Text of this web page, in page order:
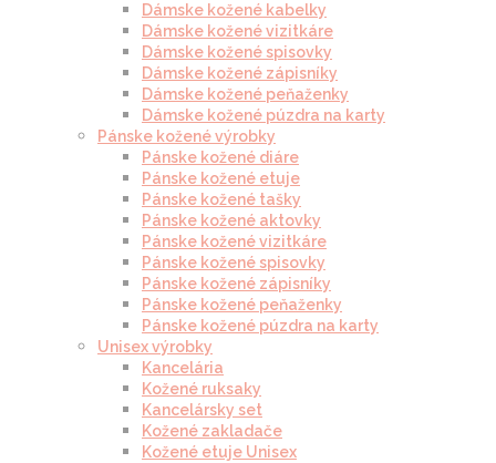
Dámske kožené kabelky
Dámske kožené vizitkáre
Dámske kožené spisovky
Dámske kožené zápisníky
Dámske kožené peňaženky
Dámske kožené púzdra na karty
Pánske kožené výrobky
Pánske kožené diáre
Pánske kožené etuje
Pánske kožené tašky
Pánske kožené aktovky
Pánske kožené vizitkáre
Pánske kožené spisovky
Pánske kožené zápisníky
Pánske kožené peňaženky
Pánske kožené púzdra na karty
Unisex výrobky
Kancelária
Kožené ruksaky
Kancelársky set
Kožené zakladače
Kožené etuje Unisex